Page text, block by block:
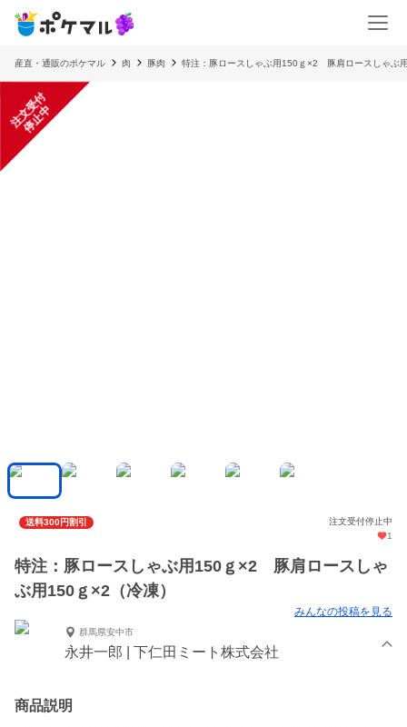
産直・通販のポケマル 肉 豚肉 特注：豚ロースしゃぶ用150ｇ×2 豚肩ロースしゃぶ
注
文
受
付
停
止
中
送料300円割引
注文受付停止中
1
特注：豚ロースしゃぶ用150ｇ×2 豚肩ロースしゃ
ぶ用150ｇ×2（冷凍）
みんなの投稿を見る
群馬県安中市
永井一郎 | 下仁田ミート株式会社
商品説明